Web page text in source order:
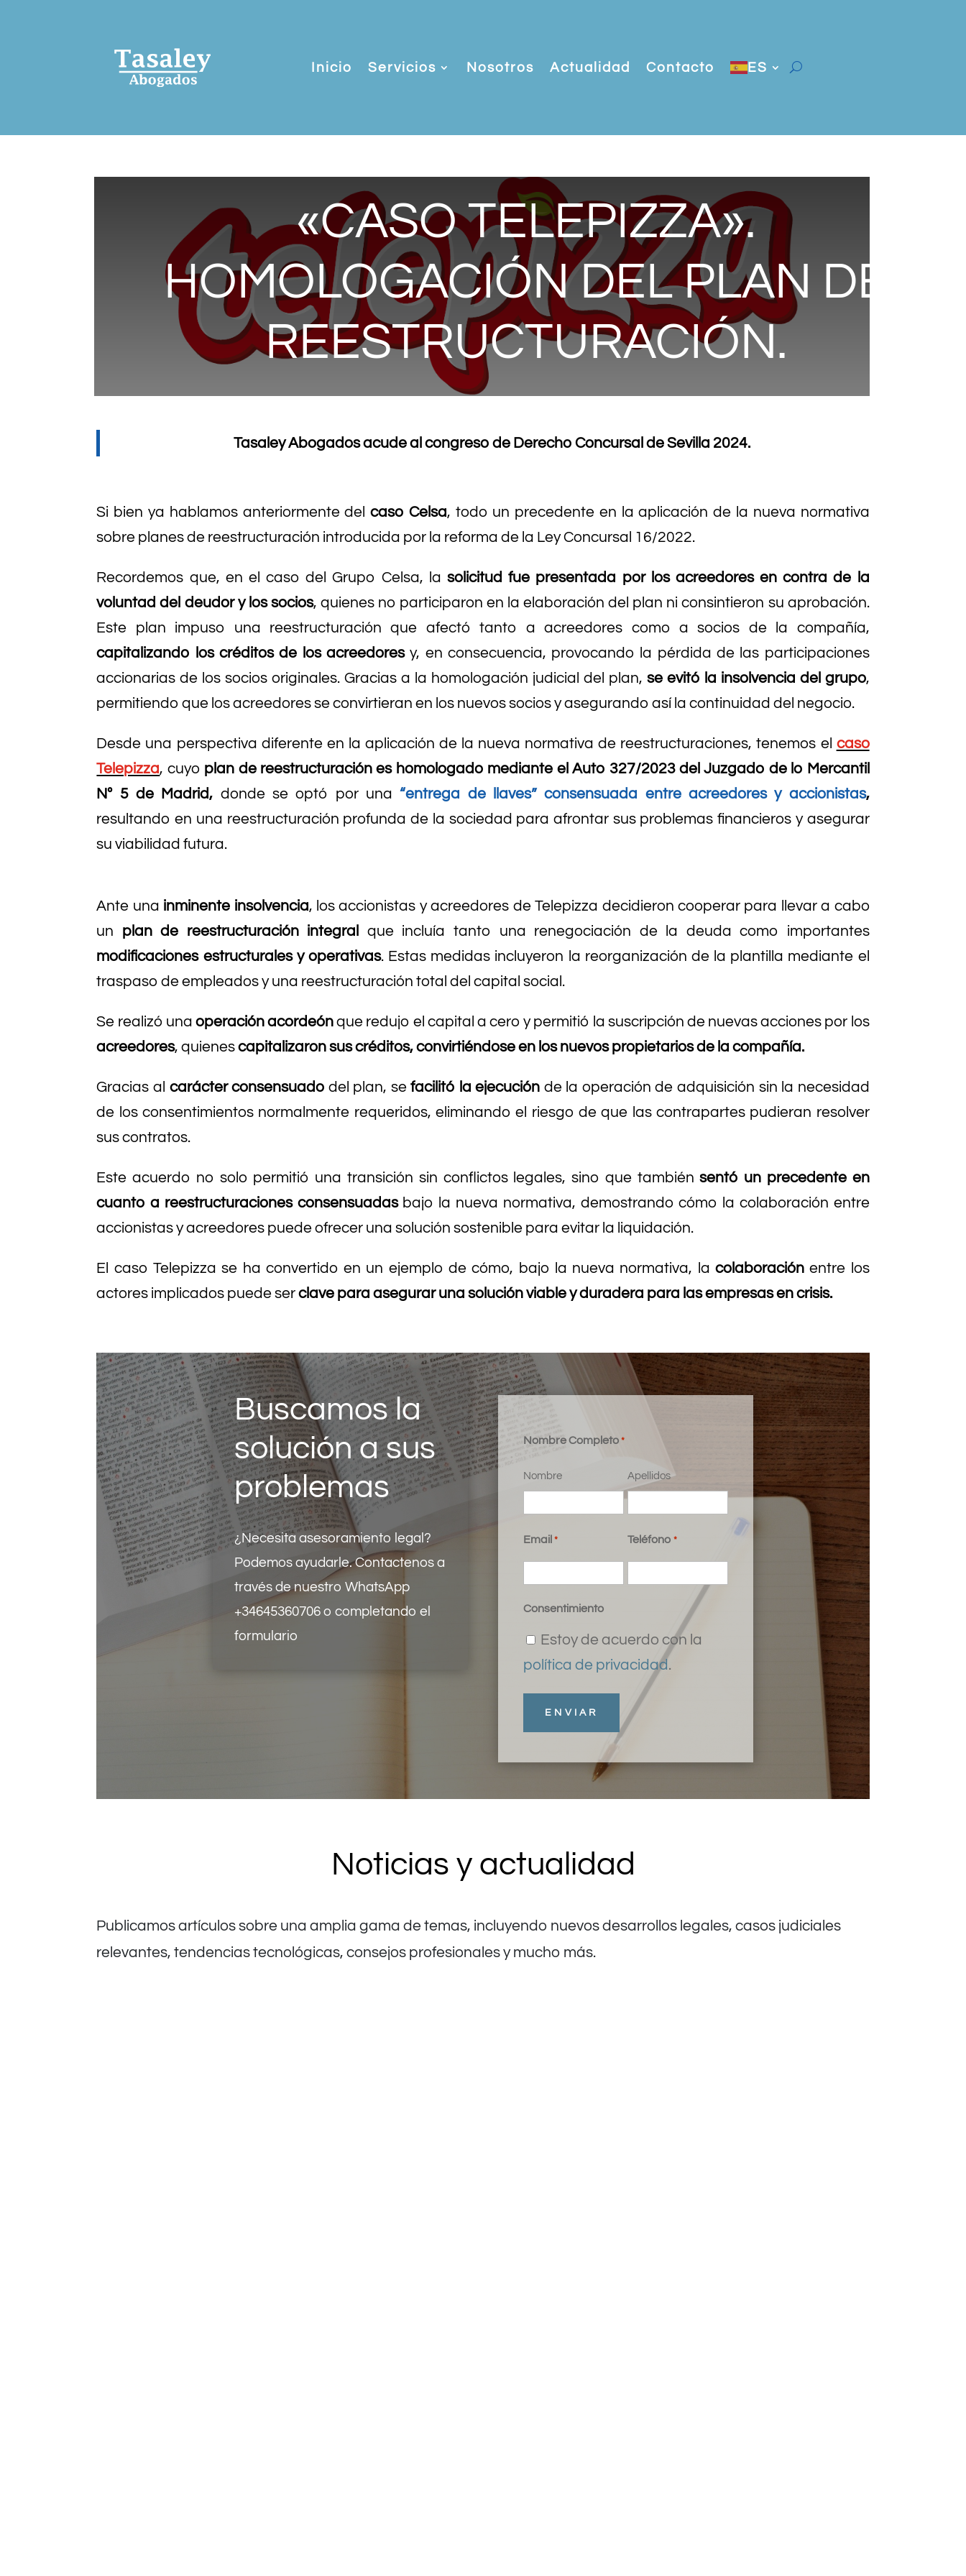
Inicio Servicios Nosotros Actualidad Contacto ES
«CASO TELEPIZZA».
HOMOLOGACIÓN DEL PLAN DE
REESTRUCTURACIÓN.
Tasaley Abogados acude al congreso de Derecho Concursal de Sevilla 2024.
Si bien ya hablamos anteriormente delcaso Celsa, todo un precedente en la aplicación de la nueva normativa
sobre planes de reestructuración introducida por la reforma de la Ley Concursal 16/2022.
Recordemos que, en el caso del Grupo Celsa, la solicitud fue presentada por los acreedores en contra de la
voluntad del deudor y los socios, quienes no participaron en la elaboración del plan ni consintieron su aprobación.
Este plan impuso una reestructuración que afectó tanto a acreedores como a socios de la compañía,
capitalizando los créditos de los acreedoresy, en consecuencia, provocando la pérdida de las participaciones
accionarias de los socios originales. Gracias a la homologación judicial del plan, se evitó la insolvencia del grupo,
permitiendo que los acreedores se convirtieran en los nuevos socios y asegurando así la continuidad del negocio.
Desde una perspectiva diferente en la aplicación de la nueva normativa de reestructuraciones, tenemos el caso
Telepizza, cuyo plan de reestructuración es homologado mediante el Auto 327/2023 del Juzgado de lo Mercantil
Nº 5 de Madrid, donde se optó por una“entrega de llaves” consensuada entre acreedores y accionistas,
resultando en una reestructuración profunda de la sociedad para afrontar sus problemas financieros y asegurar
su viabilidad futura.
Ante una inminente insolvencia, los accionistas y acreedores de Telepizza decidieron cooperar para llevar a cabo
un plan de reestructuración integral
que incluía tanto una renegociación de la deuda como importantes
modificaciones estructurales y operativas. Estas medidas incluyeron la reorganización de la plantilla mediante el
traspaso de empleados y una reestructuración total del capital social.
Se realizó una operación acordeónque redujo el capital a cero y permitió la suscripción de nuevas acciones por los
acreedores, quienescapitalizaron sus créditos, convirtiéndose en los nuevos propietarios de la compañía.
Gracias al carácter consensuado del plan, sefacilitó la ejecución de la operación de adquisición sin la necesidad
de los consentimientos normalmente requeridos, eliminando el riesgo de que las contrapartes pudieran resolver
sus contratos.
Este acuerdo no solo permitió una transición sin conflictos legales, sino que tambiénsentó un precedente en
cuanto a reestructuraciones consensuadasbajo la nueva normativa, demostrando cómo la colaboración entre
accionistas y acreedores puede ofrecer una solución sostenible para evitar la liquidación.
El caso Telepizza se ha convertido en un ejemplo de cómo, bajo la nueva normativa, lacolaboración entre los
actores implicados puede serclave para asegurar una solución viable y duradera para las empresas en crisis.
Buscamos la
solución a sus
problemas
¿Necesita asesoramiento legal?
Podemos ayudarle. Contactenos a
través de nuestro WhatsApp
+34645360706o completando el
formulario
Nombre Completo *
Nombre Apellidos
Email * Teléfono *
Consentimiento
Estoy de acuerdo con la
política de privacidad.
Noticias y actualidad
Publicamos artículos sobre una amplia gama de temas, incluyendo nuevos desarrollos legales, casos judiciales
relevantes, tendencias tecnológicas, consejos profesionales y mucho más.